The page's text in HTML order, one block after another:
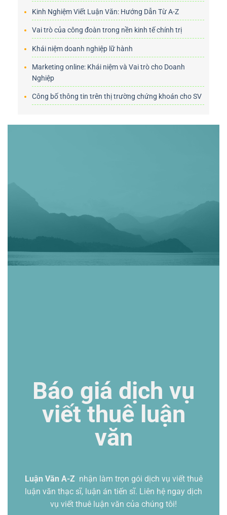
Kinh Nghiệm Viết Luận Văn: Hướng Dẫn Từ A-Z
Vai trò của công đoàn trong nền kinh tế chính trị
Khái niệm doanh nghiệp lữ hành
Marketing online: Khái niệm và Vai trò cho Doanh
Nghiệp
Công bố thông tin trên thị trường chứng khoán cho SV
Báo giá dịch vụ
viết thuê luận
văn
Luận Văn A-Z nhận làm trọn gói dịch vụ viết thuê
luận văn thạc sĩ, luận án tiến sĩ. Liên hệ ngay dịch
vụ viết thuê luận văn của chúng tôi!